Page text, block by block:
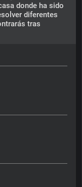
donde ha sido
diferentes
tras